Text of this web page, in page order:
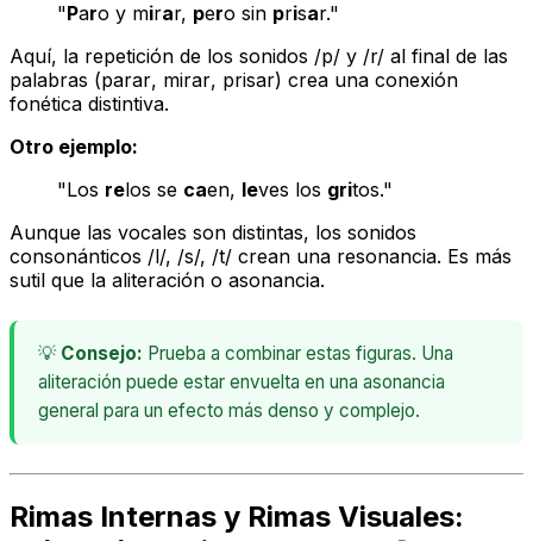
"Paro y mirar, pero sin prisar."
Aquí, la repetición de los sonidos /p/ y /r/ al final de las
palabras (parar, mirar, prisar) crea una conexión
fonética distintiva.
Otro ejemplo:
"Los relos se caen, leves los gritos."
Aunque las vocales son distintas, los sonidos
consonánticos /l/, /s/, /t/ crean una resonancia. Es más
sutil que la aliteración o asonancia.
💡 Consejo: Prueba a combinar estas figuras. Una
aliteración puede estar envuelta en una asonancia
general para un efecto más denso y complejo.
Rimas Internas y Rimas Visuales: